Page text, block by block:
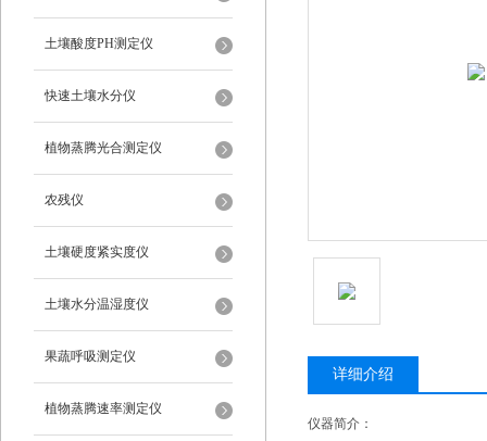
土壤酸度PH测定仪
快速土壤水分仪
植物蒸腾光合测定仪
农残仪
土壤硬度紧实度仪
土壤水分温湿度仪
果蔬呼吸测定仪
植物蒸腾速率测定仪
详细介绍
仪器简介：